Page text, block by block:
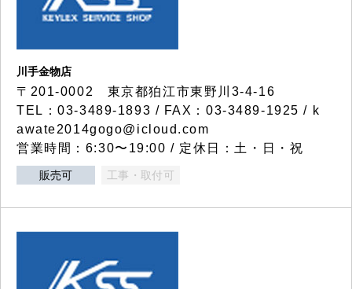
川手金物店
〒201-0002 東京都狛江市東野川3-4-16
TEL：03-3489-1893 / FAX：03-3489-1925 / k
awate2014gogo@icloud.com
営業時間：6:30〜19:00 / 定休日：土・日・祝
販売可 工事・取付可